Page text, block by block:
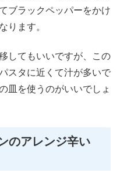
ブラックペッパーをかけ
ります。
してもいいですが、この
スタに近くて汁が多いで
皿を使うのがいいでしょ
のアレンジ辛い